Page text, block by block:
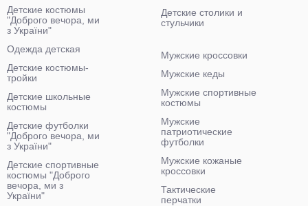
Детские столики и
стульчики
Детские костюмы
"Доброго вечора, ми
з України"
Одежда детская
Детские костюмы-
тройки
Детские школьные
костюмы
Детские футболки
"Доброго вечора, ми
з України"
Детские спортивные
костюмы "Доброго
вечора, ми з
України"
Мужские кроссовки
Мужские кеды
Мужские спортивные
костюмы
Мужские
патриотические
футболки
Мужские кожаные
кроссовки
Тактические
перчатки